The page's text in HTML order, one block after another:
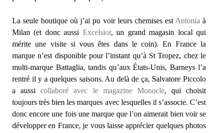
La seule boutique où j’ai pu voir leurs chemises est Antonia à
Milan (et donc aussi Excelsior, un grand magasin local qui
mérite une visite si vous êtes dans le coin). En France la
marque n’est disponible pour l’instant qu’à St Tropez, chez le
multi-marque Battaglia, tandis qu’aux États-Unis, Barneys l’a
rentré il y a quelques saisons. Au delà de ça, Salvatore Piccolo
a aussicollaboré avec le magazine Monocle, qui choisit
toujours très bien les marques avec lesquelles il s’associe. C’est
donc encore une fois une marque que l’on aimerait bien voir se
développer en France, je vous laisse apprécier quelques photos